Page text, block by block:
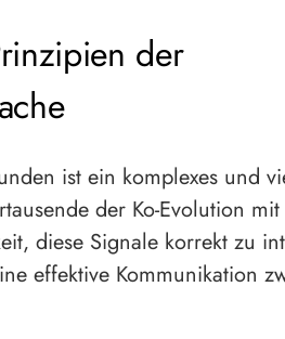
der
ist ein komplexes und
der Ko-Evolution
diese Signale korrekt zu
effektive Kommunikation